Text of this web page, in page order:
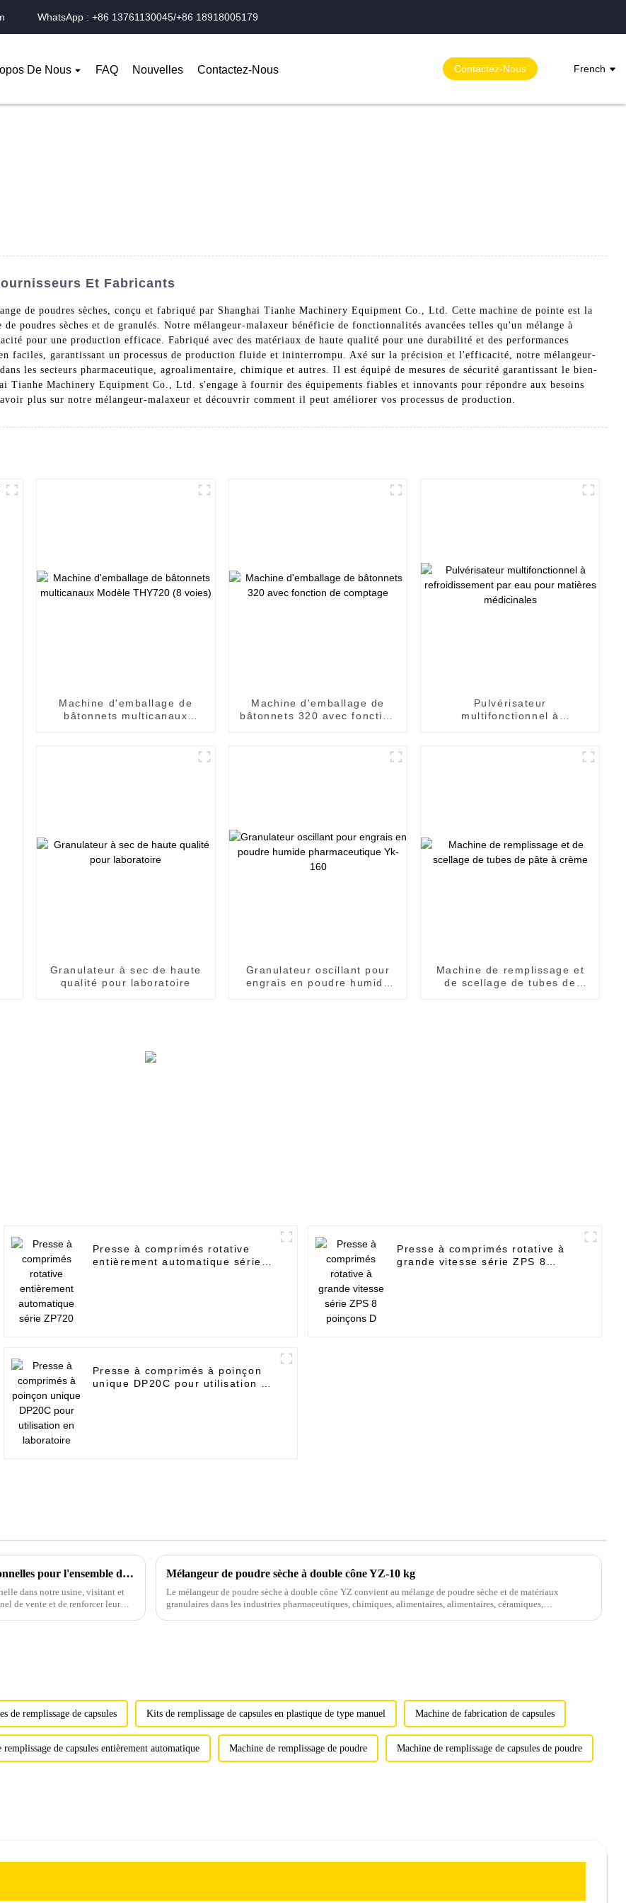
WhatsApp : +86 13761130045/+86 18918005179
De Nous FAQ Nouvelles Contactez-Nous Contactez-Nous French
Et Fabricants
de poudres sèches, conçu et fabriqué par Shanghai Tianhe Machinery Equipment Co., Ltd. Cette machine de pointe est la
poudres sèches et de granulés. Notre mélangeur-malaxeur bénéficie de fonctionnalités avancées telles qu'un mélange à
pour une production efficace. Fabriqué avec des matériaux de haute qualité pour une durabilité et des performances
faciles, garantissant un processus de production fluide et ininterrompu. Axé sur la précision et l'efficacité, notre mélangeur-
les secteurs pharmaceutique, agroalimentaire, chimique et autres. Il est équipé de mesures de sécurité garantissant le bien-
Tianhe Machinery Equipment Co., Ltd. s'engage à fournir des équipements fiables et innovants pour répondre aux besoins
plus sur notre mélangeur-malaxeur et découvrir comment il peut améliorer vos processus de production.
Machine d'emballage de
bâtonnets multicanaux
Machine d'emballage de
bâtonnets 320 avec fonction
Pulvérisateur
multifonctionnel à
Granulateur à sec de haute
qualité pour laboratoire
Granulateur oscillant pour
engrais en poudre humide
Machine de remplissage et
de scellage de tubes de
Presse à comprimés rotative
entièrement automatique série
Presse à comprimés rotative à
grande vitesse série ZPS 8
Presse à comprimés à poinçon
unique DP20C pour utilisation en
Notre société organise régulièrement des formations professionnelles pour l'ensemble de notre personnel sur nos machines nouvellement conçues.
dans notre usine, visitant et
de vente et de renforcer leur
Mélangeur de poudre sèche à double cône YZ-10 kg
Le mélangeur de poudre sèche à double cône YZ convient au mélange de poudre sèche et de matériaux
granulaires dans les industries pharmaceutiques, chimiques, alimentaires, alimentaires, céramiques,
de remplissage de capsules Kits de remplissage de capsules en plastique de type manuel Machine de fabrication de capsules
remplissage de capsules entièrement automatique Machine de remplissage de poudre Machine de remplissage de capsules de poudre